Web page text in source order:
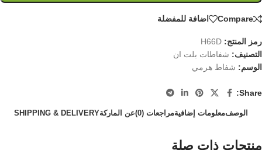
Compare اضافة للمفضلة
رمز المنتج: H66D
التصنيف: شفاطات بلت ان
الوسم: شفاط هرمي
Share:
الوصفمعلومات إضافيةمراجعات (0) عن الماركةSHIPPING & DELIVERY
منتجات ذات صلة